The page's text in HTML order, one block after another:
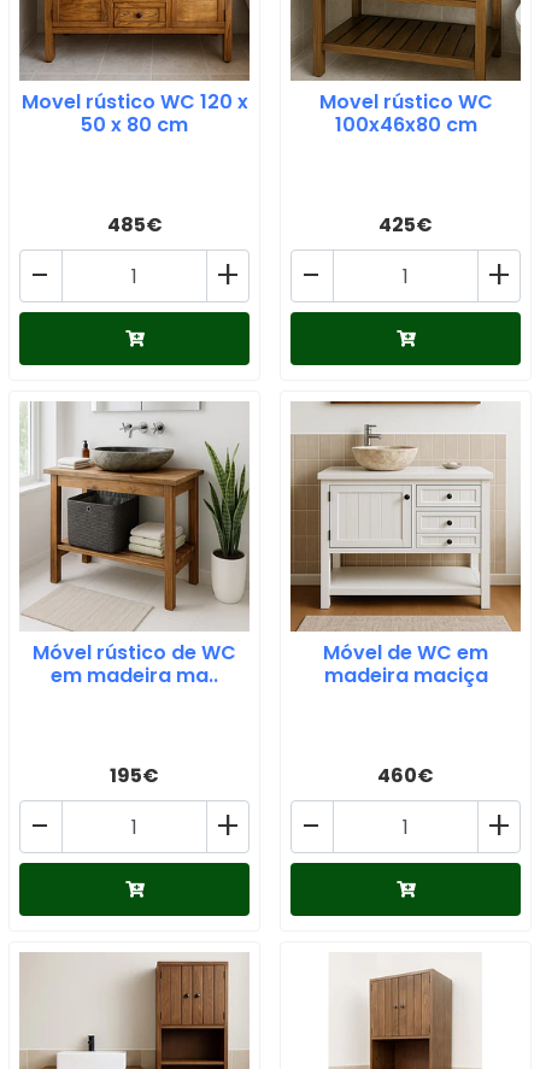
Movel rústico WC 120 x
50 x 80 cm
485€
+
-
Movel rústico WC
100x46x80 cm
425€
+
-
Móvel rústico de WC
em madeira ma..
195€
+
-
Móvel de WC em
madeira maciça
460€
+
-